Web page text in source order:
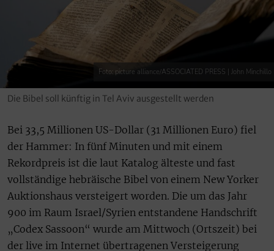
Foto: picture alliance/ASSOCIATED PRESS | John Minchillo
Die Bibel soll künftig in Tel Aviv ausgestellt werden
Bei 33,5 Millionen US-Dollar (31 Millionen Euro) fiel
der Hammer: In fünf Minuten und mit einem
Rekordpreis ist die laut Katalog älteste und fast
vollständige hebräische Bibel von einem New Yorker
Auktionshaus versteigert worden. Die um das Jahr
900 im Raum Israel/Syrien entstandene Handschrift
„Codex Sassoon“ wurde am Mittwoch (Ortszeit) bei
der live im Internet übertragenen Versteigerung